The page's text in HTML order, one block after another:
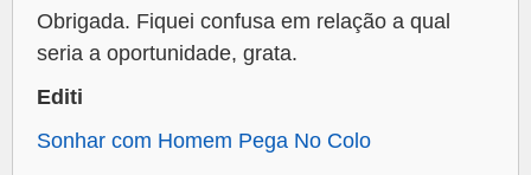
Obrigada. Fiquei confusa em relação a qual
seria a oportunidade, grata.
Editi
Sonhar com Homem Pega No Colo